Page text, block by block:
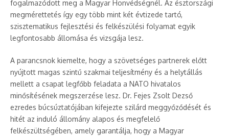
fogalmazódott meg a Magyar Honvédségnél. Az észtországi
megmérettetés így egy több mint két évtizede tartó,
szisztematikus fejlesztési és felkészülési folyamat egyik
legfontosabb állomása és vizsgája lesz.
A parancsnok kiemelte, hogy a szövetséges partnerek előtt
nyújtott magas szintű szakmai teljesítmény és a helytállás
mellett a csapat legfőbb feladata a NATO hivatalos
minősítésének megszerzése lesz. Dr. Fejes Zsolt Dezső
ezredes búcsúztatójában kifejezte szilárd meggyőződését és
hitét az induló állomány alapos és megfelelő
felkészültségében, amely garantálja, hogy a Magyar